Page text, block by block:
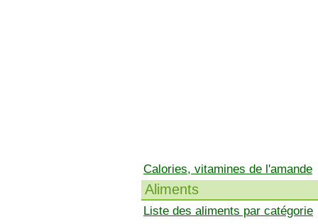
Calories, vitamines de l'amande
Aliments
Liste des aliments par catégorie